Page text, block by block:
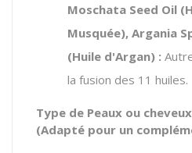
Moschata Seed Oil
Musquée), Argania
(Huile d'Argan) :
la fusion des 11 huiles.
Type de Peaux ou
(Adapté pour un